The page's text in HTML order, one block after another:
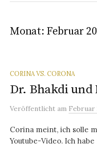
m
a
l
t
Monat: Februar
CORINA VS. CORONA
Dr. Bhakdi und
Veröffentlicht am Februar
Corina meint, ich solle
Youtube-Video. Ich